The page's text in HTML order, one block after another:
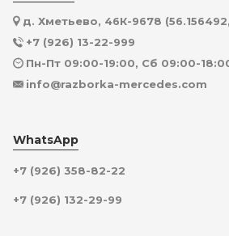
д. Хметьево, 46К-9678
+7 (926) 13-22-999
Пн-Пт 09:00-19:00, Сб 09:00-
info@razborka-mercedes.com
WhatsApp
+7 (926) 358-82-22
+7 (926) 132-29-99